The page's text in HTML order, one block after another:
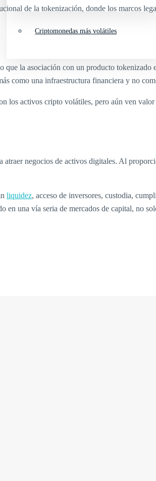
Criptomonedas más volátiles
de la tokenización, donde los marcos
la asociación con un producto
como una infraestructura financiera y no
los activos cripto volátiles, pero aún ven
negocios de activos digitales. Al
liquidez, acceso de inversores, custodia,
en una vía seria de mercados de capital, no